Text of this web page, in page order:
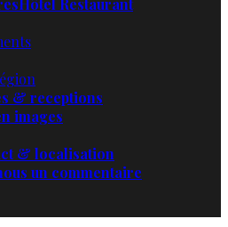
Hôtel Restaurant
& receptions
images
& localisation
un commentaire